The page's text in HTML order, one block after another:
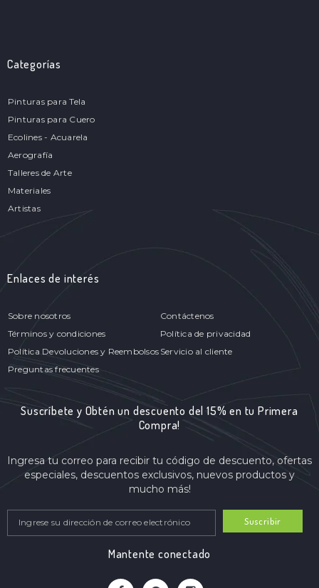
Categorías
Pinturas para Tela
Pinturas para Cuero
Ecolines - Acuarela
Aerografía
Talleres de Arte
Materiales
Artistas
Enlaces de interés
Sobre nosotros
Contáctenos
Términos y condiciones
Política de privacidad
Política Devoluciones y Reembolsos Servicio al cliente
Preguntas frecuentes
Suscríbete y Obtén un descuento del 15% en tu Primera
Compra!
Ingresa tu correo para recibir tu código de descuento, ofertas
especiales, descuentos exclusivos, nuevos productos y
mucho más!
Suscribir
Mantente conectado